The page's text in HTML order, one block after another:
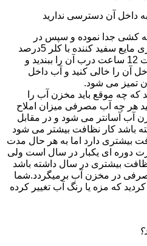
داخل آن دسترسی ندارید
کشی جدا نموده و سپس در
100لیتر آب یک قاشق چای خوری مایع سفید کننده با کلر 5درصد
داخل مخزن آب بریزید و در مدت 12 ساعت درب آن را ببندید و
آن را خالی کنید و آب داخل
تمیز می شود.
که چه موقع باید مخزن آب را
هر چه آب مصرفی میزان املاح
آب آسانتر می شود و در مقابل
باشد کار نظافت بیشتر می شود
بیشتری دارد اما به هر حال مدت
دوره ای یکبار در سال است ولی
بیشتری در سال داشته باشد
در مخزن آب برمیگردد.شما
که مزه یا رنگ آب تغییر کرده